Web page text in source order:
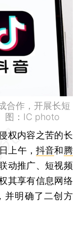
合作，开展长短
图：IC photo
权内容之苦的长
上午，抖音和腾
动推广、短视频
其享有信息网络
并明确了二创方